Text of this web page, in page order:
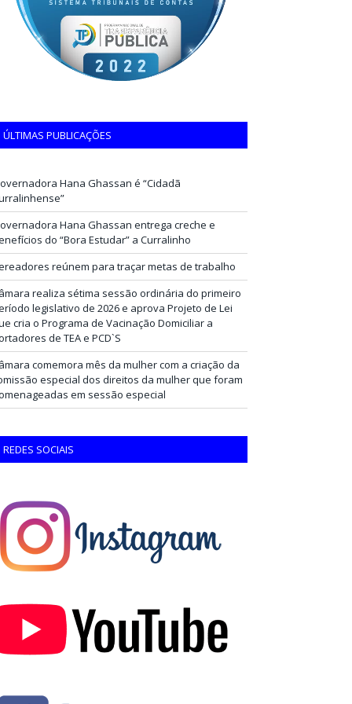
ÚLTIMAS PUBLICAÇÕES
Hana Ghassan é “Cidadã
Hana Ghassan entrega creche e
do “Bora Estudar” a Curralinho
reúnem para traçar metas de trabalho
realiza sétima sessão ordinária do primeiro
legislativo de 2026 e aprova Projeto de Lei
cria o Programa de Vacinação Domiciliar a
de TEA e PCD`S
comemora mês da mulher com a criação da
especial dos direitos da mulher que foram
em sessão especial
REDES SOCIAIS